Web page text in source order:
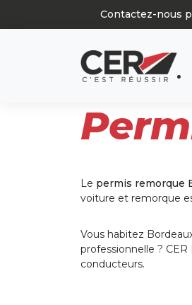
Panneau de gestion des cookies
Contactez-nous
Le permis remorque
voiture et remorque
Vous habitez
professionnelle ?
conducteurs.